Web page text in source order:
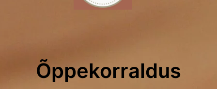
Õppekorraldus